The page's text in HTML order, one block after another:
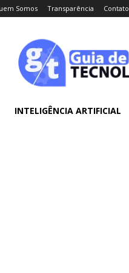
Somos Transparência Contato
INTELIGÊNCIA ARTIFICIAL